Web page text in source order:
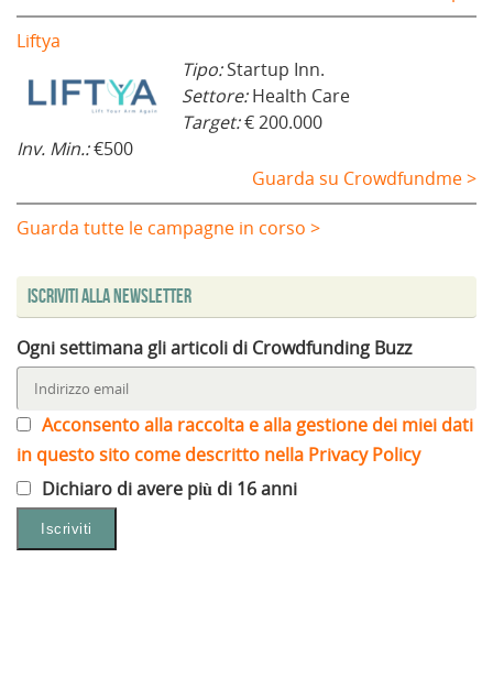
Liftya
Tipo:Startup Inn.
Settore:Health Care
Target:€ 200.000
Inv. Min.:€500
Guarda su Crowdfundme >
Guarda tutte le campagne in corso >
Iscriviti alla Newsletter
Ogni settimana gli articoli di Crowdfunding Buzz
Acconsento alla raccolta e alla gestione dei miei dati
in questo sito come descritto nella Privacy Policy
Dichiaro di avere più di 16 anni